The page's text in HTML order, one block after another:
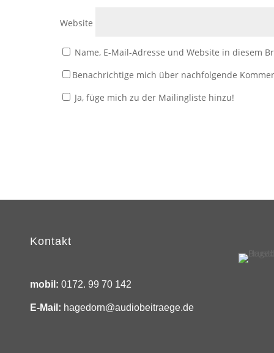
Website
Name, E-Mail-Adresse und Website in diesem
Benachrichtige mich über nachfolgende
Ja, füge mich zu der Mailingliste hinzu!
Kontakt
mobil: 0172. 99 70 142
E-Mail: hagedorn@audiobeitraege.de